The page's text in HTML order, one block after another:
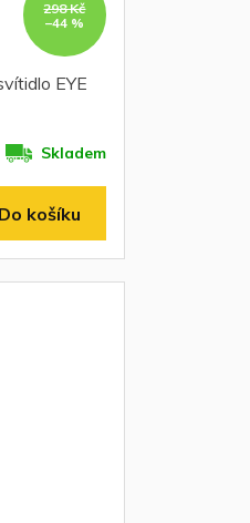
298 Kč
–44 %
EYE
Skladem
Do košíku